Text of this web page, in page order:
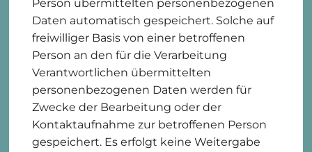
Person übermittelten personenbezogenen
Daten automatisch gespeichert. Solche auf
freiwilliger Basis von einer betroffenen
Person an den für die Verarbeitung
Verantwortlichen übermittelten
personenbezogenen Daten werden für
Zwecke der Bearbeitung oder der
Kontaktaufnahme zur betroffenen Person
gespeichert. Es erfolgt keine Weitergabe